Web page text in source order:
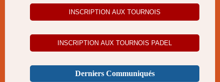
INSCRIPTION AUX TOURNOIS
INSCRIPTION AUX TOURNOIS PADEL
Derniers Communiqués